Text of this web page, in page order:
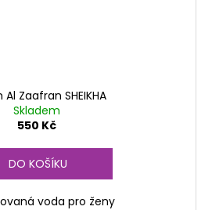
Zaafran SHEIKHA
Skladem
550 Kč
DO KOŠÍKU
voda pro ženy